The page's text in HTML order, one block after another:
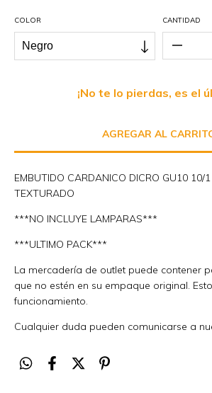
COLOR CANTIDAD
¡No te lo pierdas, es el
EMBUTIDO CARDANICO DICRO GU10 10/1
TEXTURADO
***NO INCLUYE LAMPARAS***
***ULTIMO PACK***
La mercadería de outlet puede contener
que no estén en su empaque original.
funcionamiento.
Cualquier duda pueden comunicarse a